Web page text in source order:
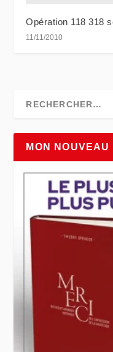
Opération 118 318
11/11/2010
MON NOUVEAU